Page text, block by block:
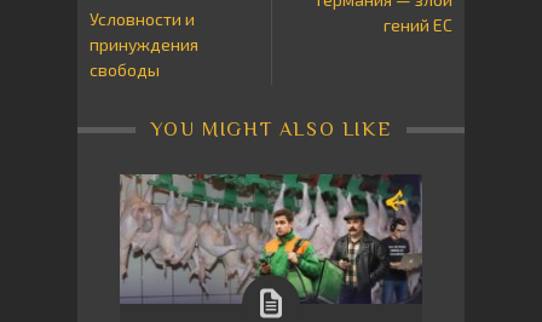
Условности и
принуждения
свободы
гений ЕС
YOU MIGHT ALSO LIKE